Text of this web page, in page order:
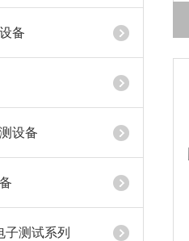
备
设备
子测试系列